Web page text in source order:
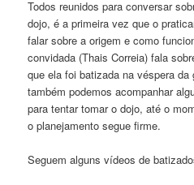
Todos reunidos para conversar
dojo, é a primeira vez que o
falar sobre a origem e como
convidada (Thais Correia) fala
que ela foi batizada na véspera
também podemos acompanhar
para tentar tomar o dojo, até o
o planejamento segue firme.
Seguem alguns vídeos de